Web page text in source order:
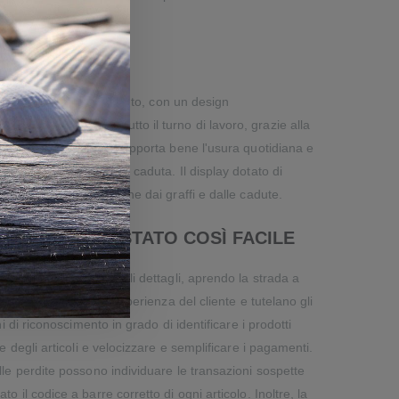
più sottile in assoluto, con un design
comoda per tutto il turno di lavoro, grazie alla
per durare, sopporta bene l'usura quotidiana e
per la resistenza alla caduta. Il display dotato di
un'ulteriore protezione dai graffi e dalle cadute.
NON È MAI STATO COSÌ FACILE
cattura i più piccoli dettagli, aprendo la strada a
che migliorano l’esperienza del cliente e tutelano gli
di riconoscimento in grado di identificare i prodotti
degli articoli e velocizzare e semplificare i pagamenti.
perdite possono individuare le transazioni sospette
il codice a barre corretto di ogni articolo. Inoltre, la